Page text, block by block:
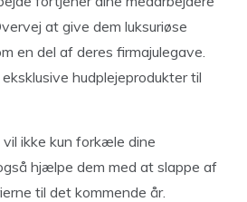
at give dem luksuriøse
en del af deres firmajulegave.
hudplejeprodukter til
ikke kun forkæle dine
hjælpe dem med at slappe af
til det kommende år.